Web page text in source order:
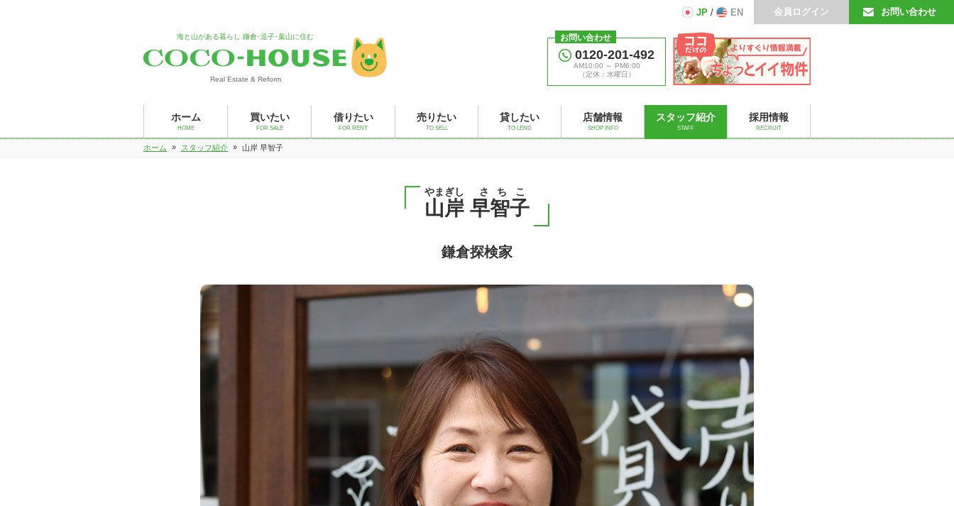
お問い合わせ
会員ログイン
JP / EN
海と山がある暮らし 鎌倉･逗子･葉山に住む
Real Estate & Reform
お問い合わせ
0120-201-492
AM10:00 ～ PM6:00
（定休：水曜日）
ホーム
HOME
買いたい
FOR SALE
借りたい
FOR RENT
売りたい
TO SELL
貸したい
TO LEND
店舗情報
SHOP INFO
スタッフ紹介
STAFF
採用情報
RECRUIT
ホーム » スタッフ紹介 » 山岸 早智子
山岸
やまぎし
早智子
さちこ
鎌倉探検家